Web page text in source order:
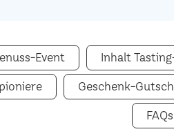
Event Inhalt
Geschenk-
FAQs